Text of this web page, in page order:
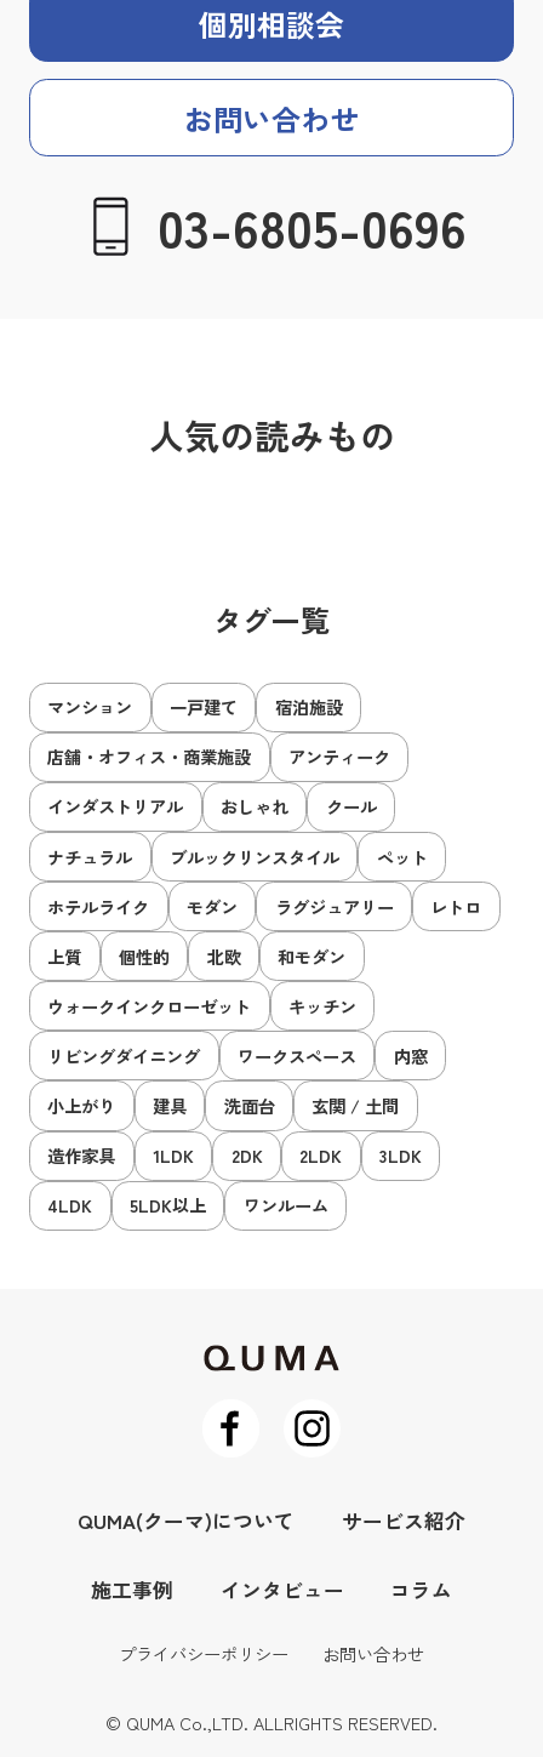
個別相談会
お問い合わせ
03-6805-0696
人気の読みもの
タグ一覧
マンション 一戸建て
宿泊施設
店舗・オフィス・商業施設
アンティーク
インダストリアル
おしゃれ
クール
ナチュラル
ブルックリンスタイル
ペット
ホテルライク
モダン ラグジュアリー
レトロ
上質
個性的 北欧
和モダン
ウォークインクローゼット
キッチン
リビングダイニング
ワークスペース
内窓
小上がり
建具 洗面台
玄関 / 土間
造作家具
1LDK 2DK 2LDK
3LDK
4LDK
5LDK以上 ワンルーム
QUMA(クーマ)について サービス紹介
施工事例 インタビュー コラム
プライバシーポリシー お問い合わせ
© QUMA Co.,LTD. ALLRIGHTS RESERVED.